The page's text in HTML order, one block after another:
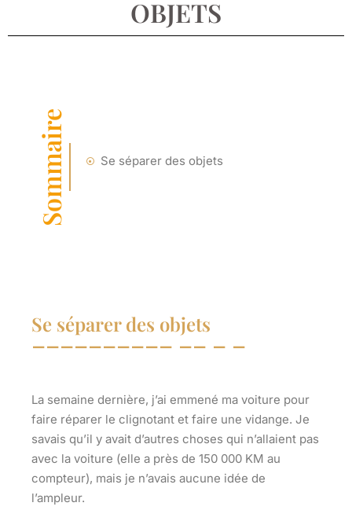
OBJETS
Sommaire Se séparer des objets
Se séparer des objets
La semaine dernière, j’ai emmené ma voiture pour
faire réparer le clignotant et faire une vidange. Je
savais qu’il y avait d’autres choses qui n’allaient pas
avec la voiture (elle a près de 150 000 KM au
compteur), mais je n’avais aucune idée de
l’ampleur.